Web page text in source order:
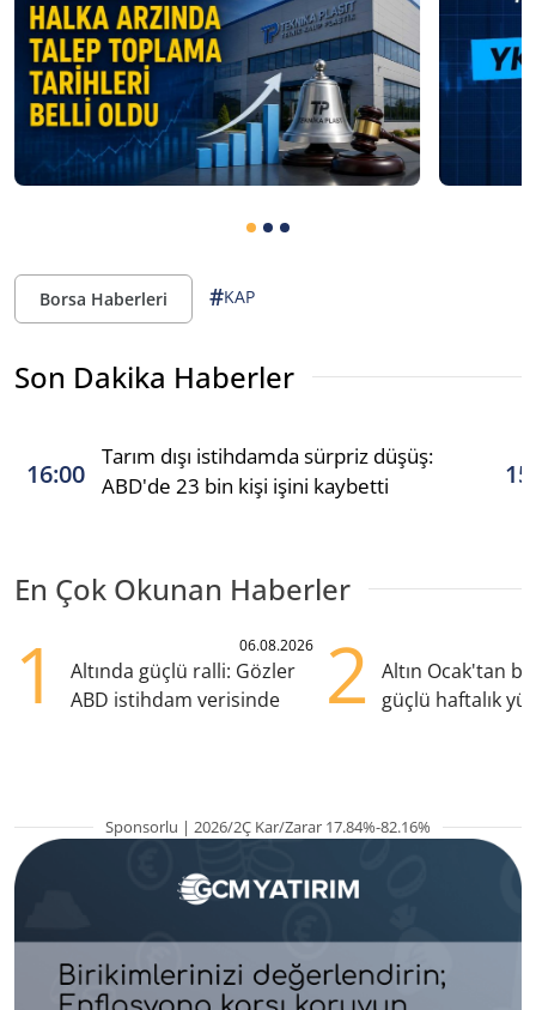
Borsa Haberleri #KAP
Son Dakika Haberler
16:00
Tarım dışı istihdamda sürpriz düşüş:
ABD'de 23 bin kişi işini kaybetti
En Çok Okunan Haberler
1 06.08.2026
Altında güçlü ralli: Gözler
ABD istihdam verisinde
2
Altın Ocak'tan
güçlü haftalık
Sponsorlu | 2026/2Ç Kar/Zarar 17.84%-82.16%